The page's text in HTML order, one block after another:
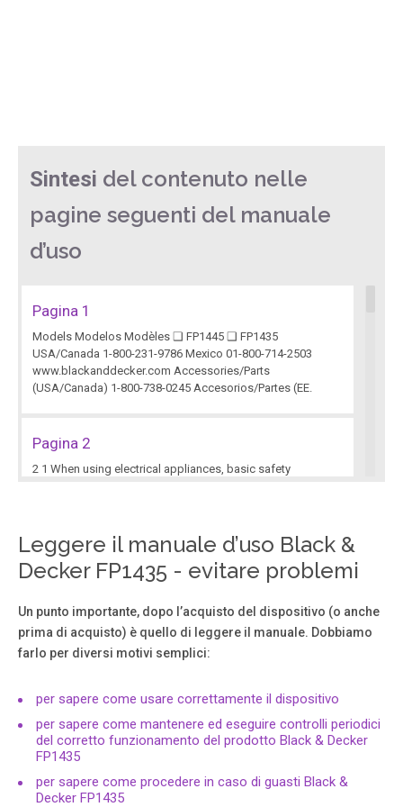
Sintesi del contenuto nelle
pagine seguenti del manuale
d’uso
Pagina 1
Models Modelos Modèles ❑ FP1445 ❑ FP1435
USA/Canada 1-800-231-9786 Mexico 01-800-714-2503
www.blackanddecker.com Accessories/Parts
(USA/Canada) 1-800-738-0245 Accesorios/Partes (EE.
Pagina 2
2 1 When using electrical appliances, basic safety
water or other liquid. ❑ Close supervision is necessary
when any appliance is used by or near children.
Pagina 3
4 3 †1 . Continuous flow side chute Models FP1445,
FP1435 (Part# FP1445-01) †2 .C ontinuous flow stopper,
04) 5. Food chute †6 . Cover with continuous food chute
Models FP1445, FP1435 (Part# FP1445-05 ) 7.
Pagina 4
7. Select HI or LO speed, then press down lightly but firmly
Leggere il manuale d’uso Black &
Decker FP1435 - evitare problemi
Un punto importante, dopo l’acquisto del dispositivo (o anche
prima di acquisto) è quello di leggere il manuale. Dobbiamo
farlo per diversi motivi semplici:
per sapere come usare correttamente il dispositivo
per sapere come mantenere ed eseguire controlli periodici
del corretto funzionamento del prodotto Black & Decker
FP1435
per sapere come procedere in caso di guasti Black &
Decker FP1435